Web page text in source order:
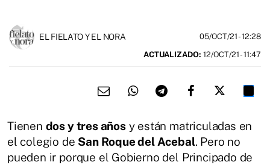
EL FIELATO Y EL NORA 05/OCT/21- 12:28
ACTUALIZADO: 12/OCT/21 - 11:47
Tienen dos y tres añosy están matriculadas en
el colegio de San Roque del Acebal. Pero no
pueden ir porque el Gobierno del Principado de